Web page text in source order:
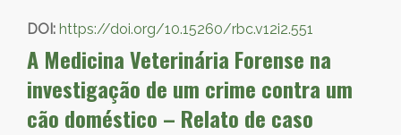
DOI: https://doi.org/10.15260/rbc.v12i2.551
A Medicina Veterinária Forense na
investigação de um crime contra um
cão doméstico – Relato de caso